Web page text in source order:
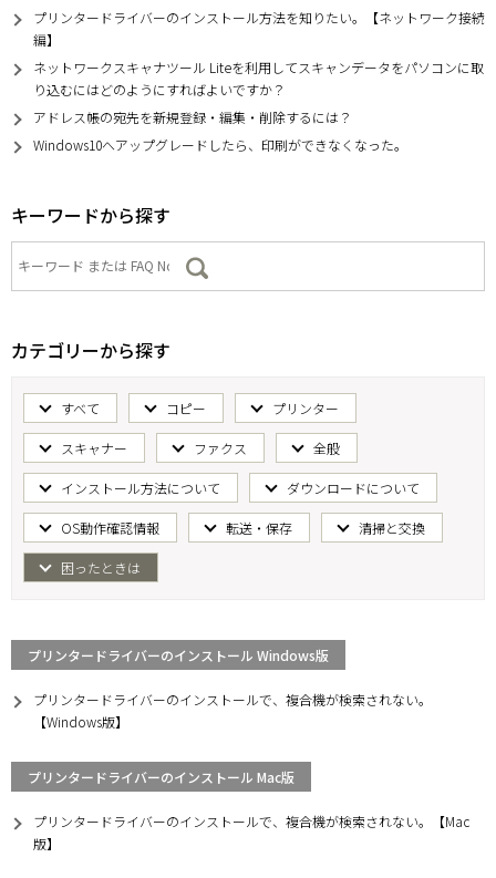
プリンタードライバーのインストール方法を知りたい。【ネットワーク接続
編】
ネットワークスキャナツール Liteを利用してスキャンデータをパソコンに取
り込むにはどのようにすればよいですか？
アドレス帳の宛先を新規登録・編集・削除するには？
Windows10へアップグレードしたら、印刷ができなくなった。
キーワードから探す
カテゴリーから探す
すべて コピー プリンター
スキャナー ファクス 全般
インストール方法について ダウンロードについて
OS動作確認情報 転送・保存 清掃と交換
困ったときは
プリンタードライバーのインストール Windows版
プリンタードライバーのインストールで、複合機が検索されない。
【Windows版】
プリンタードライバーのインストール Mac版
プリンタードライバーのインストールで、複合機が検索されない。【Mac
版】